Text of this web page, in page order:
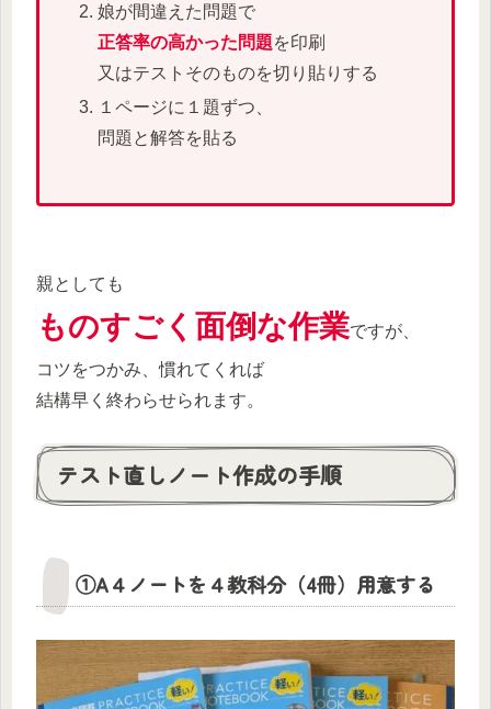
娘が間違えた問題で
正答率の高かった問題を印刷
又はテストそのものを切り貼りする
１ページに１題ずつ、
問題と解答を貼る
親としても
ものすごく面倒な作業ですが、
コツをつかみ、慣れてくれば
結構早く終わらせられます。
テスト直しノート作成の手順
①A４ノートを４教科分（4冊）用意する